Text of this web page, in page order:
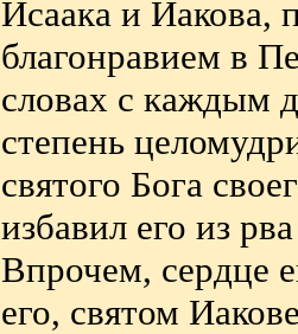
Исаака и Иакова,
благонравием в
словах с каждым
степень
святого Бога
избавил его из
Впрочем, сердце
его, святом